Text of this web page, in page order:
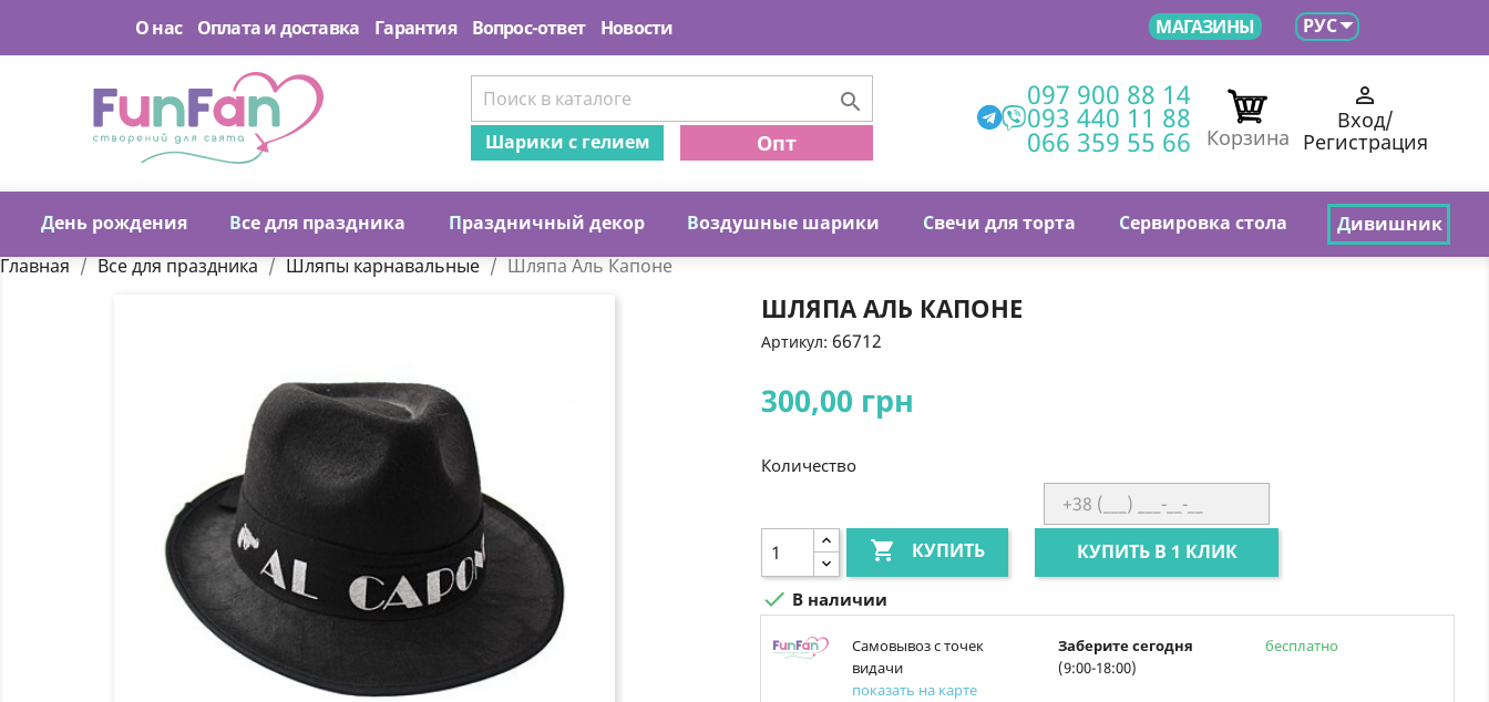
О нас Оплата и доставка Гарантия Вопрос-ответ Новости МАГАЗИНЫ РУС
День рождения Все для праздника Праздничный декор Воздушные шарики Свечи для торта Сервировка стола Дивишник

Шарики с гелием Опт
097 900 88 14
093 440 11 88
066 359 55 66 Корзина

Вход/
Регистрация
Главная Все для праздника Шляпы карнавальные Шляпа Аль Капоне
ШЛЯПА АЛЬ КАПОНЕ
Артикул: 66712
300,00 грн
Количество
 КУПИТЬ КУПИТЬ В 1 КЛИК
 В наличии
Самовывоз с точек
видачи
показать на карте
Заберите сегодня
(9:00-18:00)
бесплатно